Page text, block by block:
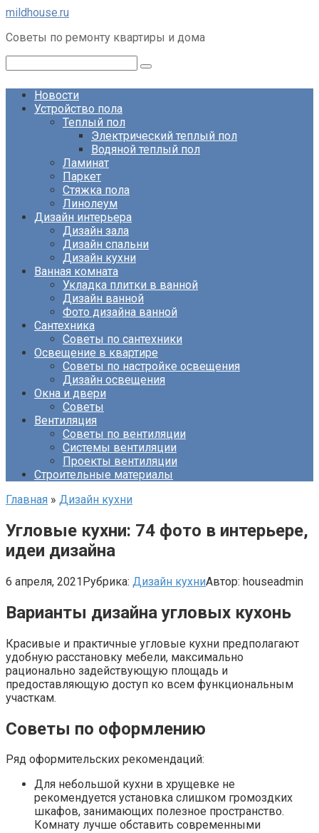
Перейти
контенту
mildhouse.ru
Советы по ремонту квартиры и дома
Новости
Устройство пола
Теплый пол
Электрический теплый пол
Водяной теплый пол
Ламинат
Паркет
Стяжка пола
Линолеум
Дизайн интерьера
Дизайн зала
Дизайн спальни
Дизайн кухни
Ванная комната
Укладка плитки в ванной
Дизайн ванной
Фото дизайна ванной
Сантехника
Советы по сантехники
Освещение в квартире
Советы по настройке освещения
Дизайн освещения
Окна и двери
Советы
Вентиляция
Советы по вентиляции
Системы вентиляции
Проекты вентиляции
Строительные материалы
Главная » Дизайн кухни
Угловые кухни: 74 фото в интерьере,
идеи дизайна
6 апреля, 2021Рубрика: Дизайн кухниАвтор: houseadmin
Варианты дизайна угловых кухонь
Красивые и практичные угловые кухни предполагают
удобную расстановку мебели, максимально
рационально задействующую площадь и
предоставляющую доступ ко всем функциональным
участкам.
Советы по оформлению
Ряд оформительских рекомендаций:
Для небольшой кухни в хрущевке не
рекомендуется установка слишком громоздких
шкафов, занимающих полезное пространство.
Комнату лучше обставить современными